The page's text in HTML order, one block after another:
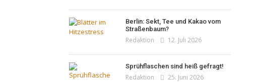
Berlin: Sekt, Tee und Kakao vom
Straßenbaum?
Redaktion 12. Juli 2026
Sprühflaschen sind heiß gefragt!
Redaktion 25. Juni 2026